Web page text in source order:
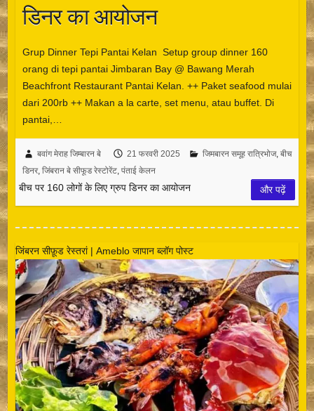
डिनर का आयोजन
Grup Dinner Tepi Pantai Kelan ️ Setup group dinner 160
orang di tepi pantai Jimbaran Bay @ Bawang Merah
Beachfront Restaurant Pantai Kelan. ++ Paket seafood mulai
dari 200rb ++ Makan a la carte, set menu, atau buffet. Di
pantai,…
बवांग मेराह जिम्बारन बे 21 फरवरी 2025 जिमबारन समूह रात्रिभोज, बीच
डिनर, जिंबरान बे सीफूड रेस्टोरेंट, पंताई केलन
बीच पर 160 लोगों के लिए ग्रुप डिनर का आयोजन और पढ़ें
जिंबरन सीफ़ूड रेस्तरां | Ameblo जापान ब्लॉग पोस्ट